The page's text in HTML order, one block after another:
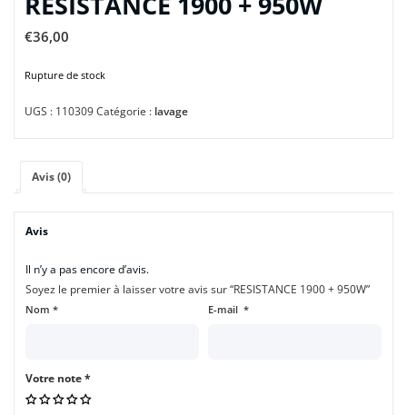
€36,00
Rupture de stock
UGS : 110309Catégorie : lavage
Avis (0)
Avis
Il n’y a pas encore d’avis.
Soyez le premier à laisser votre avis sur “RESISTANCE 1900 + 950W”
Nom * E-mail *
Votre note*